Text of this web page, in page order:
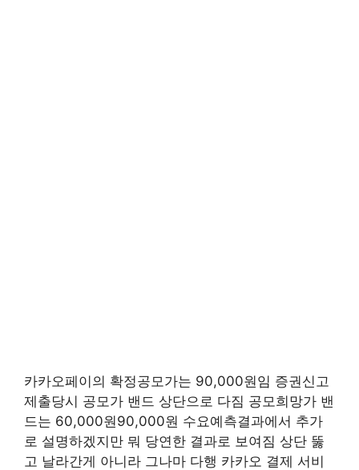
카카오페이의 확정공모가는 90,000원임 증권신고
제출당시 공모가 밴드 상단으로 다짐 공모희망가 밴
드는 60,000원90,000원 수요예측결과에서 추가
로 설명하겠지만 뭐 당연한 결과로 보여짐 상단 뚫
고 날라간게 아니라 그나마 다행 카카오 결제 서비